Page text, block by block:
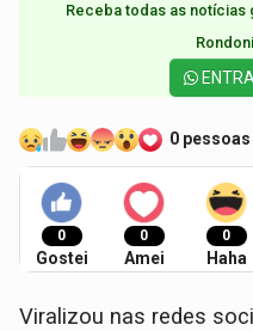
Receba todas as notícias
0
0
Gostei
0
Amei
0
Haha
Viralizou nas redes